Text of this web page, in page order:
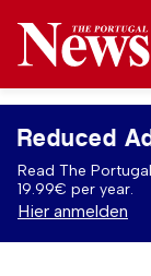
Reduced
Read The
19.99€ per year.
Hier anmelden